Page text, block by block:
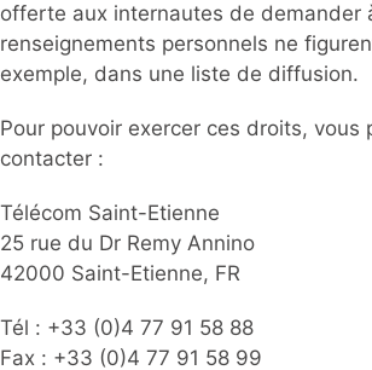
offerte aux internautes de demander
renseignements personnels ne
exemple, dans une liste de diffusion.
Pour pouvoir exercer ces droits, vous
contacter :
Télécom Saint-Etienne
25 rue du Dr Remy Annino
42000 Saint-Etienne, FR
Tél : +33 (0)4 77 91 58 88
Fax : +33 (0)4 77 91 58 99